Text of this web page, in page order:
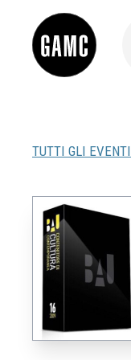
TUTTI GLI EVENTI